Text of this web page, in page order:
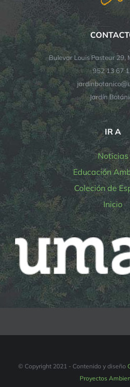
Bulevar Louis Pasteur 29,
952 13 67
Jardín
IR A
Noticias
Educación
Coleción de
Inicio
© Copyright 2021 - Contenido y diseño
Proyectos